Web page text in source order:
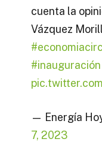
cuenta la
Vázquez
#inauguración
— Energía
7, 2023